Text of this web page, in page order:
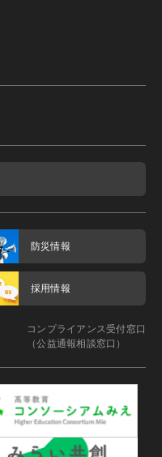
防災情報
採用情報
コンプライアンス受付窓口
（公益通報相談窓口）